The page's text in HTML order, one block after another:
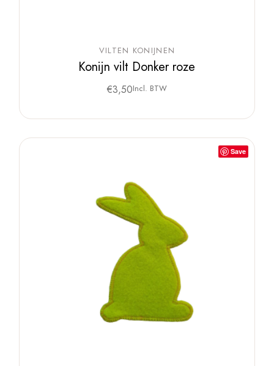
VILTEN KONIJNEN
Konijn vilt Donker roze
€3,50Incl. BTW
Save